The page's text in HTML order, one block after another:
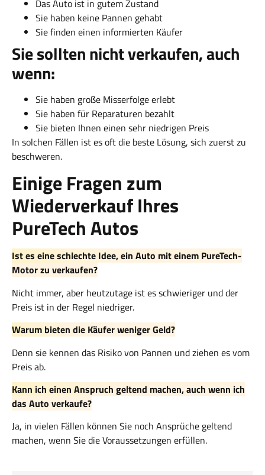
Das Auto ist in gutem Zustand
Sie haben keine Pannen gehabt
Sie finden einen informierten Käufer
Sie sollten nicht verkaufen, auch
wenn:
Sie haben große Misserfolge erlebt
Sie haben für Reparaturen bezahlt
Sie bieten Ihnen einen sehr niedrigen Preis
In solchen Fällen ist es oft die beste Lösung, sich zuerst zu
beschweren.
Einige Fragen zum
Wiederverkauf Ihres
PureTech Autos
Ist es eine schlechte Idee, ein Auto mit einem PureTech-
Motor zu verkaufen?
Nicht immer, aber heutzutage ist es schwieriger und der
Preis ist in der Regel niedriger.
Warum bieten die Käufer weniger Geld?
Denn sie kennen das Risiko von Pannen und ziehen es vom
Preis ab.
Kann ich einen Anspruch geltend machen, auch wenn ich
das Auto verkaufe?
Ja, in vielen Fällen können Sie noch Ansprüche geltend
machen, wenn Sie die Voraussetzungen erfüllen.